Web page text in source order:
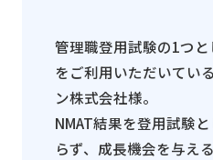
管理職登用試験の1つと
をご利用いただいてい
ン株式会社様。
NMAT結果を登用試験
らず、成長機会を与え